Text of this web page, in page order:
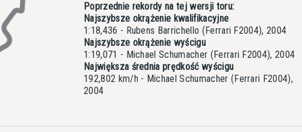
Poprzednie rekordy na tej wersji toru:
Najszybsze okrążenie kwalifikacyjne
1:18,436 - Rubens Barrichello (Ferrari F2004), 2004
Najszybsze okrążenie wyścigu
1:19,071 - Michael Schumacher (Ferrari F2004), 2004
Największa średnia prędkość wyścigu
192,802 km/h - Michael Schumacher (Ferrari F2004),
2004